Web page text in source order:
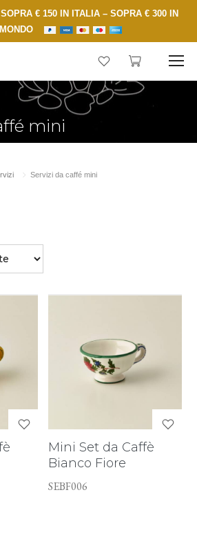
€ 150 IN ITALIA – SOPRA € 300 IN
mini
Servizi da caffé mini
Mini Set da Caffè
Bianco Fiore
SEBF006